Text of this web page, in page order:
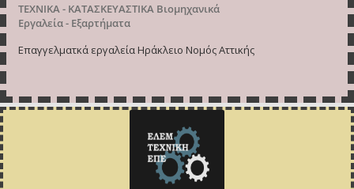
ΤΕΧΝΙΚΑ - ΚΑΤΑΣΚΕΥΑΣΤΙΚΑ Βιομηχανικά
Εργαλεία - Εξαρτήματα
Επαγγελματκά εργαλεία Ηράκλειο Νομός Αττικής